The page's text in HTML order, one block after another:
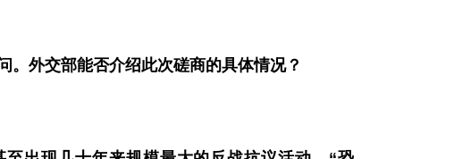
。外交部能否介绍此次磋商的具体情况？